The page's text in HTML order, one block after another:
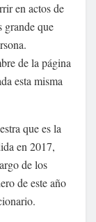
en actos de
grande que
de la página
esta misma
que es la
en 2017,
de los
de este año